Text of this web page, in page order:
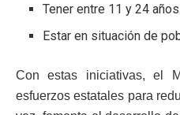
Tener entre 11 y 24 años.
Estar en situación de
Con estas iniciativas, el
esfuerzos estatales para